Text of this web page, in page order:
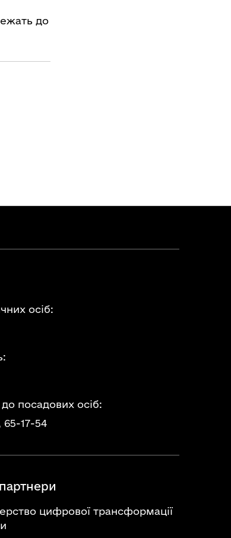
до
осіб:
посадових осіб:
65-17-54
цифрової трансформації